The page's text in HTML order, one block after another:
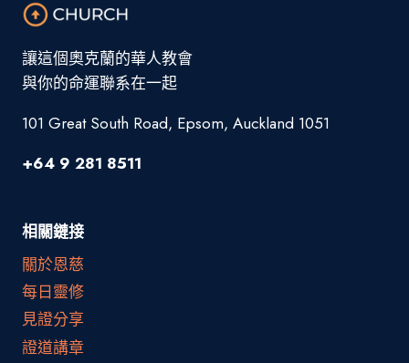
讓這個奧克蘭的華人教會
與你的命運聯系在一起
101 Great South Road, Epsom, Auckland 1051
+64 9 281 8511
相關鏈接
關於恩慈
每日靈修
見證分享
證道講章